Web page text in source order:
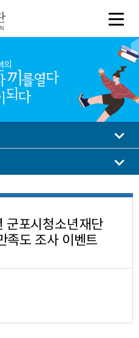
군포시청소년재단
족도 조사 이벤트